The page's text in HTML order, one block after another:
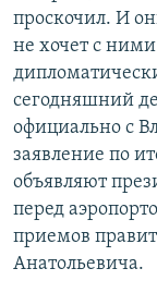
проскочил. И
не хочет с ними
сегодняшний
официально с
заявление по
объявляют
перед
приемов
Анатольевича.